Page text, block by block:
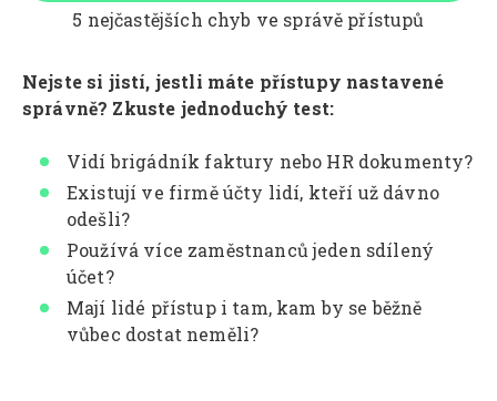
5 nejčastějších chyb ve správě přístupů
Nejste si jistí, jestli máte přístupy nastavené
správně? Zkuste jednoduchý test:
Vidí brigádník faktury nebo HR dokumenty?
Existují ve firmě účty lidí, kteří už dávno
odešli?
Používá více zaměstnanců jeden sdílený
účet?
Mají lidé přístup i tam, kam by se běžně
vůbec dostat neměli?